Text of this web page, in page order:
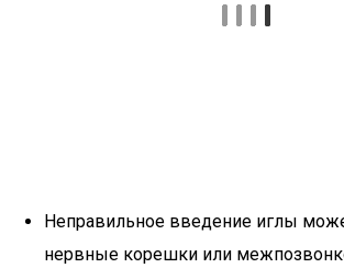
Неправильное введение иглы
нервные корешки или